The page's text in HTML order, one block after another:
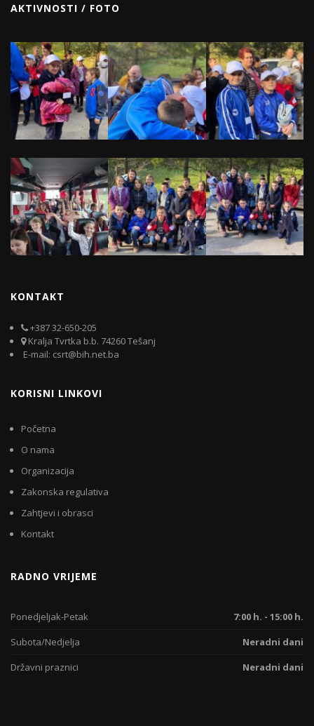
AKTIVNOSTI / FOTO
KONTAKT
+387 32-650-205
Kralja Tvrtka b.b. 74260 Tešanj
E-mail: csrt@bih.net.ba
KORISNI LINKOVI
Početna
O nama
Organizacija
Zakonska regulativa
Zahtjevi i obrasci
Kontakt
RADNO VRIJEME
Ponedjeljak-Petak
7:00 h. - 15:00 h.
Subota/Nedjelja
Neradni dani
Državni praznici
Neradni dani